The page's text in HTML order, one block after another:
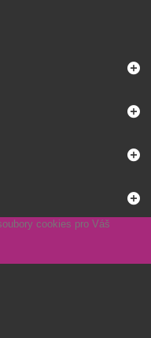
cookies pro Váš